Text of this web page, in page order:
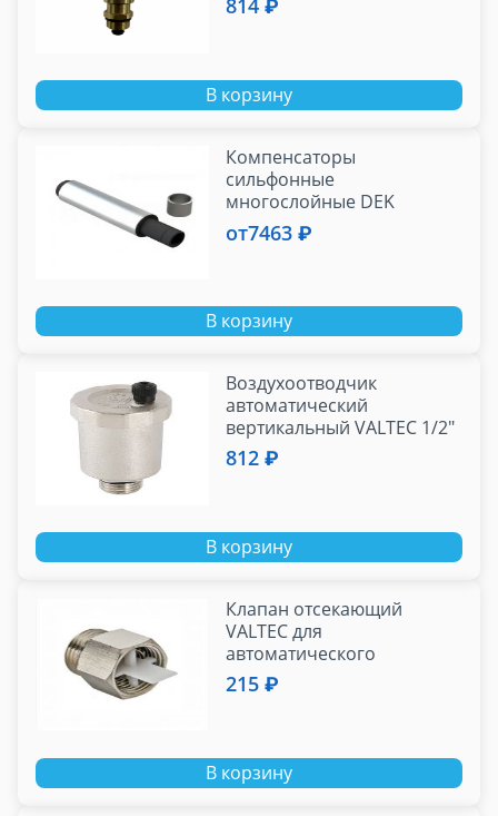
814 ₽
В корзину
Компенсаторы
сильфонные
многослойные DEK
Multilayer Ду 20-200
от7463 ₽
В корзину
Воздухоотводчик
автоматический
вертикальный VALTEC 1/2"
[БЕЗ отсекающего
клапана]
812 ₽
В корзину
Клапан отсекающий
VALTEC для
автоматического
воздухоотводчика 1/2"
215 ₽
В корзину